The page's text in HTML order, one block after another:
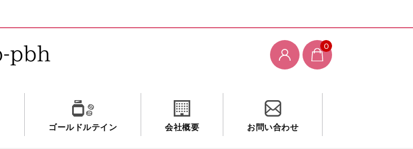
0
ゴールドルテイン 会社概要 お問い合わせ